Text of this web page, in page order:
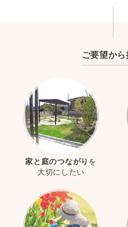
ご要望か
家と庭のつながり を
大切にしたい